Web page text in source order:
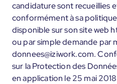
candidature sont recueillies
conformément à sa
disponible sur son site web
ou par simple demande par
donnees@iziwork.com.
sur la Protection des
en application le 25 mai